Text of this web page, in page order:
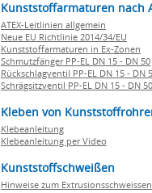
Kunststoffarmaturen nach
ATEX-Leitlinien allgemein
Neue EU Richtlinie 2014/34/EU
Kunststoffarmaturen in Ex-Zonen
Schmutzfänger PP-EL DN 15 - DN 50
Rückschlagventil PP-EL DN 15 - DN
Schrägsitzventil PP-EL DN 15 - DN 50
Kleben von
Klebeanleitung
Klebeanleitung per Video
Kunststoffschweißen
Hinweise zum Extrusionsschweissen